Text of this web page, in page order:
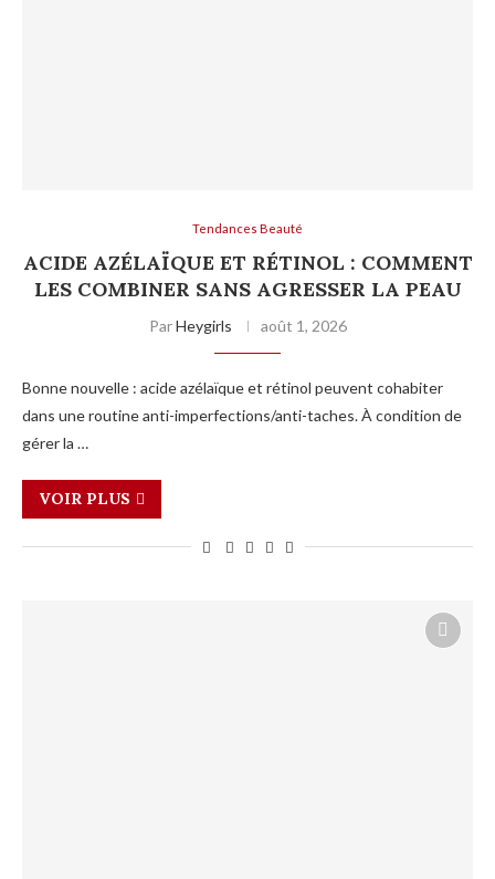
Tendances Beauté
ACIDE AZÉLAÏQUE ET RÉTINOL : COMMENT
LES COMBINER SANS AGRESSER LA PEAU
ParHeygirls août 1, 2026
Bonne nouvelle : acide azélaïque et rétinol peuvent cohabiter
dans une routine anti-imperfections/anti-taches. À condition de
gérer la …
VOIR PLUS